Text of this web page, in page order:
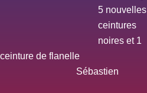
5 nouvelles
ceintures
noires et 1
ceinture de flanelle
Sébastien